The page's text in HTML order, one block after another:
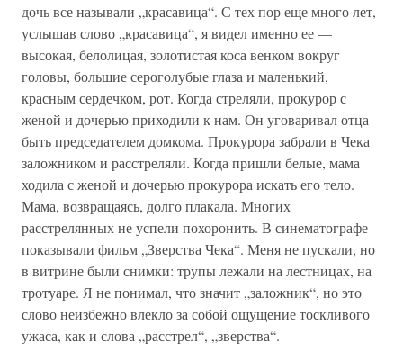
дочь все называли „красавица“. С тех пор еще много лет,
услышав слово „красавица“, я видел именно ее —
высокая, белолицая, золотистая коса венком вокруг
головы, большие сероголубые глаза и маленький,
красным сердечком, рот. Когда стреляли, прокурор с
женой и дочерью приходили к нам. Он уговаривал отца
быть председателем домкома. Прокурора забрали в Чека
заложником и расстреляли. Когда пришли белые, мама
ходила с женой и дочерью прокурора искать его тело.
Мама, возвращаясь, долго плакала. Многих
расстрелянных не успели похоронить. В синематографе
показывали фильм „Зверства Чека“. Меня не пускали, но
в витрине были снимки: трупы лежали на лестницах, на
тротуаре. Я не понимал, что значит „заложник“, но это
слово неизбежно влекло за собой ощущение тоскливого
ужаса, как и слова „расстрел“, „зверства“.